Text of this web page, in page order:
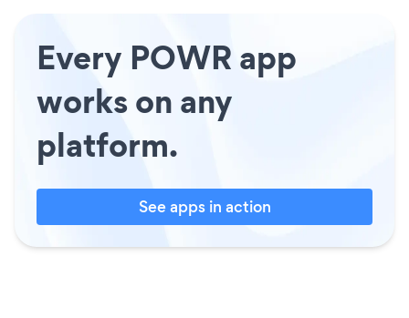
Every POWR app
works on any
platform.
See apps in action